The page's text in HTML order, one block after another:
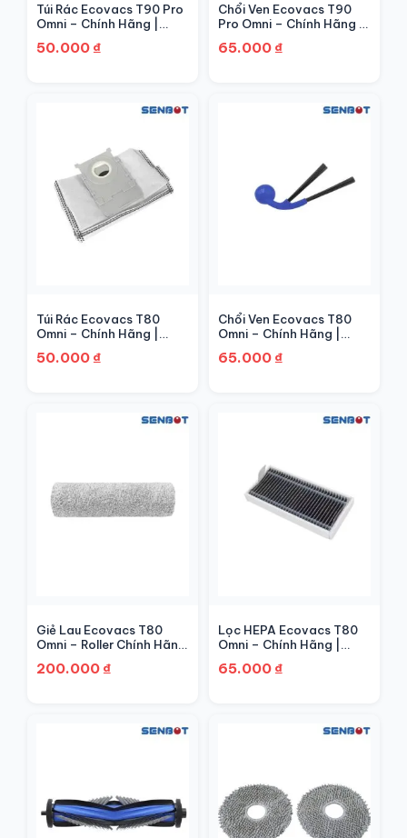
Túi Rác Ecovacs T90 Pro
Omni – Chính Hãng |
50.000 ₫
Chổi Ven Ecovacs T90
Pro Omni – Chính Hãng |
65.000 ₫
Túi Rác Ecovacs T80
Omni – Chính Hãng |
50.000 ₫
Chổi Ven Ecovacs T80
Omni – Chính Hãng |
65.000 ₫
Giẻ Lau Ecovacs T80
Omni – Roller Chính Hãng
200.000 ₫
Lọc HEPA Ecovacs T80
Omni – Chính Hãng |
65.000 ₫